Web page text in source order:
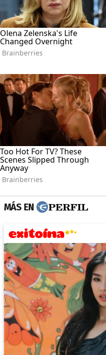
MÁS EN